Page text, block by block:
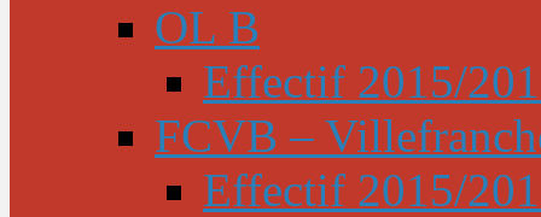
OL B
Effectif 2015/
FCVB –
Effectif 2015/